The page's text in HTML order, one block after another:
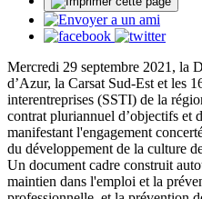
Mercredi 29 septembre 2021, la
d’Azur, la Carsat Sud-Est et les
interentreprises (SSTI) de la
contrat pluriannuel d’objectifs et
manifestant l'engagement
du développement de la culture
Un document cadre construit
maintien dans l'emploi et la